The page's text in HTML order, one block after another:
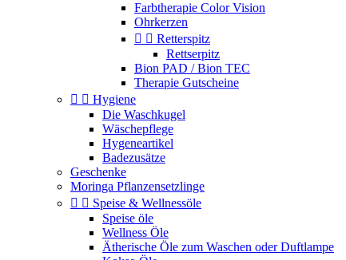
Farbtherapie Color Vision
Ohrkerzen
  Retterspitz
Rettserpitz
Bion PAD / Bion TEC
Therapie Gutscheine
  Hygiene
Die Waschkugel
Wäschepflege
Hygeneartikel
Badezusätze
Geschenke
Moringa Pflanzensetzlinge
  Speise & Wellnessöle
Speise öle
Wellness Öle
Ätherische Öle zum Waschen oder Duftlampe